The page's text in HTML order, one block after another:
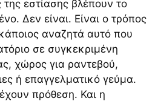
της εστίασης βλέπουν το
Δεν είναι. Είναι ο τρόπος
αναζητά αυτό που
σε συγκεκριμένη
χώρος για ραντεβού,
ή επαγγελματικό γεύμα.
πρόθεση. Και η